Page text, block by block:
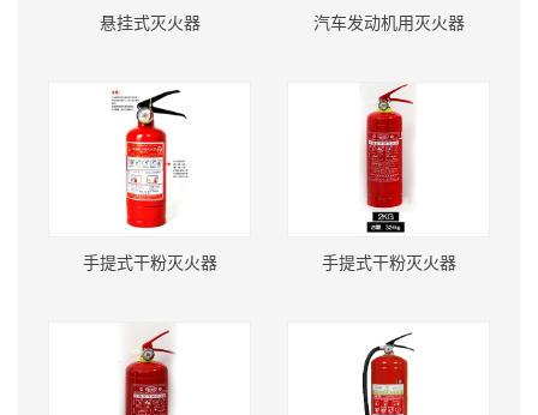
悬挂式灭火器 汽车发动机用灭火器
手提式干粉灭火器 手提式干粉灭火器